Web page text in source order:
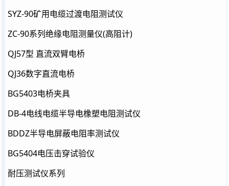
SYZ-90矿用电缆过渡电阻测试仪
ZC-90系列绝缘电阻测量仪(高阻计)
QJ57型 直流双臂电桥
QJ36数字直流电桥
BG5403电桥夹具
DB-4电线电缆半导电橡塑电阻测试仪
BDDZ半导电屏蔽电阻率测试仪
BG5404电压击穿试验仪
耐压测试仪系列